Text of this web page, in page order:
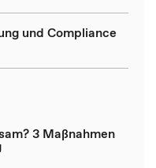
und Compliance
3 Maßnahmen